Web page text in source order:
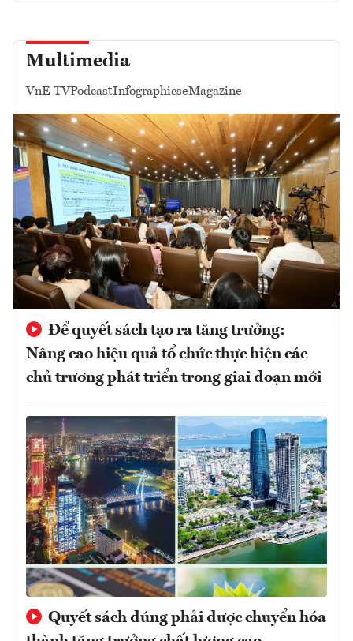
Multimedia
VnE TVPodcastInfographicseMagazine
Để quyết sách tạo ra tăng trưởng:
Nâng cao hiệu quả tổ chức thực hiện các
chủ trương phát triển trong giai đoạn mới
Quyết sách đúng phải được chuyển hóa